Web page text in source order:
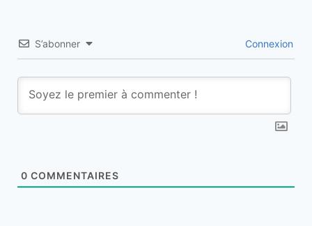
S’abonner Connexion
0 COMMENTAIRES